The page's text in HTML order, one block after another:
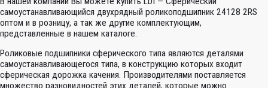
самоустанавливающийся двухрядный роликоподшипник 24128 2RS
оптом и в розницу, а так же другие комплектующим,
представленные в нашем каталоге.
Роликовые подшипники сферического типа являются деталями
самоустанавливающегося типа, в конструкцию которых входит
сферическая дорожка качения. Производителями поставляется
множество разновидностей этих деталей, которые можно